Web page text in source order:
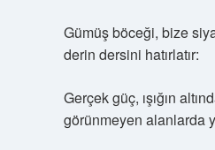
Gümüş böceği, bize
derin dersini hatırlatır:
Gerçek güç, ışığın
görünmeyen alanlarda